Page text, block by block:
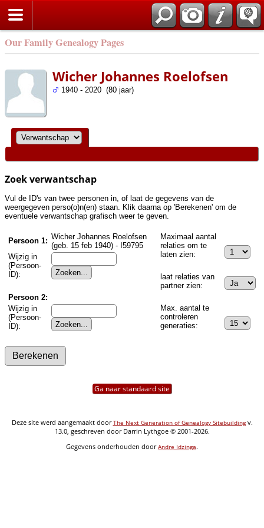
Our Family Genealogy Pages
Wicher Johannes Roelofsen
1940 - 2020 (80 jaar)
Zoek verwantschap
Vul de ID's van twee personen in, of laat de gegevens van de
weergegeven perso(o)n(en) staan. Klik daarna op 'Berekenen' om de
eventuele verwantschap grafisch weer te geven.
Persoon 1: Wicher Johannes Roelofsen
(geb. 15 feb 1940) - I59795
Wijzig in
(Persoon-
ID):
Persoon 2:
Wijzig in
(Persoon-
ID):
Maximaal aantal
relaties om te
laten zien:
laat relaties van
partner zien:
Max. aantal te
controleren
generaties:
Ga naar standaard site
Deze site werd aangemaakt doorThe Next Generation of Genealogy Sitebuildingv.
13.0, geschreven door Darrin Lythgoe © 2001-2026.
Gegevens onderhouden doorAndre Idzinga.